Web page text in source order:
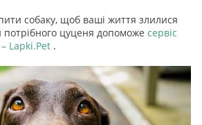
собаку, щоб ваші життя злилися
потрібного цуценя допоможе сервіс
Lapki.Pet .